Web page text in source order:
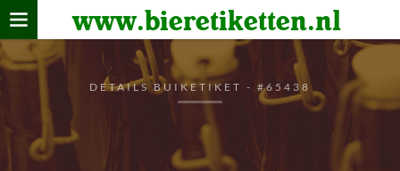
www.bieretiketten.nl
Home
verzamelen
De bierkaart
Bezoekers
DETAILS BUIKETIKET - #65438